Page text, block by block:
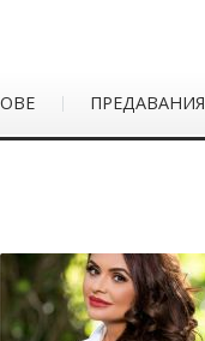
ПРЕДАВАНИЯ